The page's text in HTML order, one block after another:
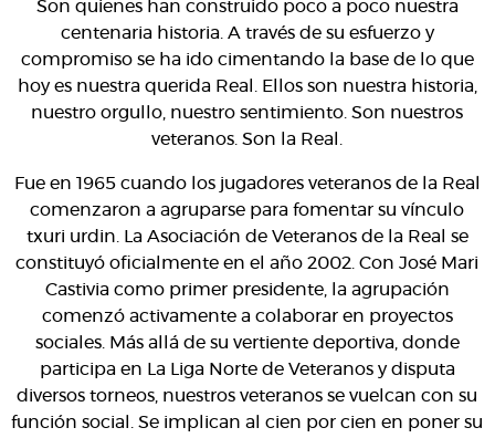
Son quienes han construido poco a poco nuestra
centenaria historia. A través de su esfuerzo y
compromiso se ha ido cimentando la base de lo que
hoy es nuestra querida Real. Ellos son nuestra historia,
nuestro orgullo, nuestro sentimiento. Son nuestros
veteranos. Son la Real.
Fue en 1965 cuando los jugadores veteranos de la Real
comenzaron a agruparse para fomentar su vínculo
txuri urdin. La Asociación de Veteranos de la Real se
constituyó oficialmente en el año 2002. Con José Mari
Castivia como primer presidente, la agrupación
comenzó activamente a colaborar en proyectos
sociales. Más allá de su vertiente deportiva, donde
participa en La Liga Norte de Veteranos y disputa
diversos torneos, nuestros veteranos se vuelcan con su
función social. Se implican al cien por cien en poner su